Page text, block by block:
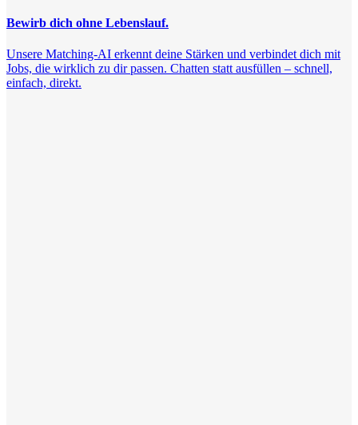
Bewirb dich ohne Lebenslauf.
Unsere Matching-AI erkennt deine Stärken und verbindet dich mit
Jobs, die wirklich zu dir passen. Chatten statt ausfüllen – schnell,
einfach, direkt.